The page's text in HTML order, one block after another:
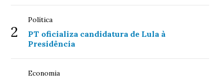
2
Política
PT oficializa candidatura de Lula à
Presidência
Economia